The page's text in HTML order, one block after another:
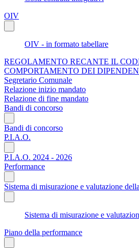
OIV
OIV - in formato tabellare
REGOLAMENTO RECANTE IL
COMPORTAMENTO DEI
Segretario Comunale
Relazione inizio mandato
Relazione di fine mandato
Bandi di concorso
Bandi di concorso
P.I.A.O.
P.I.A.O. 2024 - 2026
Performance
Sistema di misurazione e valutazione
Sistema di misurazione e
Piano della performance